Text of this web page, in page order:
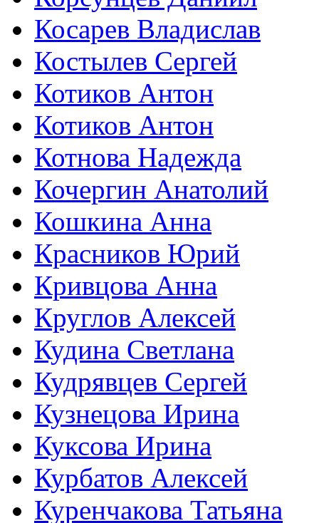
Косарев Владислав
Костылев Сергей
Котиков Антон
Котиков Антон
Котнова Надежда
Кочергин Анатолий
Кошкина Анна
Красников Юрий
Кривцова Анна
Круглов Алексей
Кудина Светлана
Кудрявцев Сергей
Кузнецова Ирина
Куксова Ирина
Курбатов Алексей
Куренчакова Татьяна